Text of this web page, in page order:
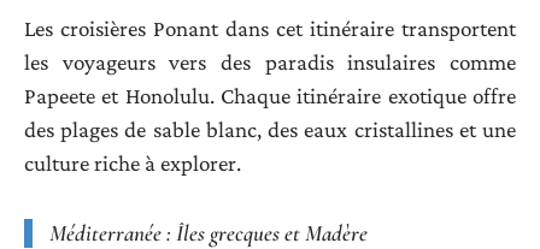
Les croisières Ponant dans cet itinéraire transportent
les voyageurs vers des paradis insulaires comme
Papeete et Honolulu. Chaque itinéraire exotique offre
des plages de sable blanc, des eaux cristallines et une
culture riche à explorer.
Méditerranée : Îles grecques et Madère